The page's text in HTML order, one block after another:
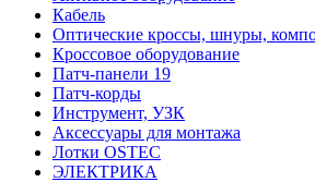
Кабель
Оптические кроссы, шнуры,
Кроссовое оборудование
Патч-панели 19
Патч-корды
Инструмент, УЗК
Аксессуары для монтажа
Лотки OSTEC
ЭЛЕКТРИКА